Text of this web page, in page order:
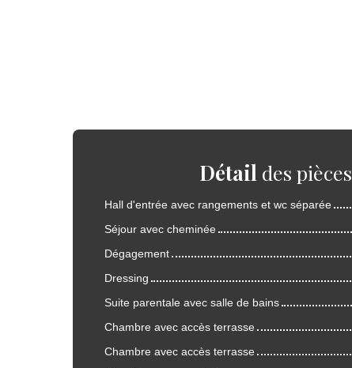
Détail des pièces
Hall d'entrée avec rangements et wc séparée
Séjour avec cheminée
Dégagement
Dressing
Suite parentale avec salle de bains
Chambre avec accès terrasse
Chambre avec accès terrasse